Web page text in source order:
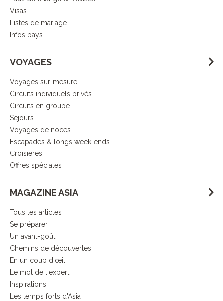
Visas
Listes de mariage
Infos pays
VOYAGES
Voyages sur-mesure
Circuits individuels privés
Circuits en groupe
Séjours
Voyages de noces
Escapades & longs week-ends
Croisières
Offres spéciales
MAGAZINE ASIA
Tous les articles
Se préparer
Un avant-goût
Chemins de découvertes
En un coup d'œil
Le mot de l'expert
Inspirations
Les temps forts d'Asia